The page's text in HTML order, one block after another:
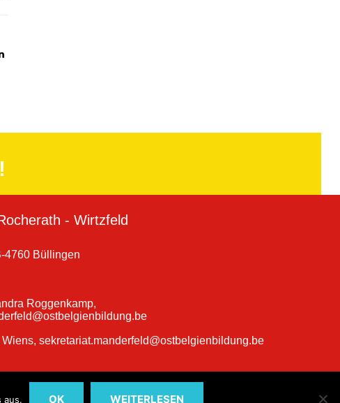
- Wirtzfeld
4760 Büllingen
Roggenkamp,
sekretariat.manderfeld@ostbelgienbildung.be
aus. OK WEITERLESEN